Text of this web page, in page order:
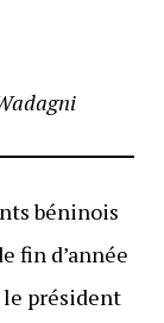
béninois
fin d’année
le président